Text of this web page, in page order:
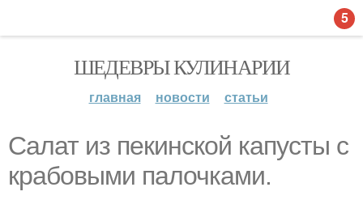
ШЕДЕВРЫ КУЛИНАРИИ
главная новости статьи
Салат из пекинской капусты с
крабовыми палочками.
5